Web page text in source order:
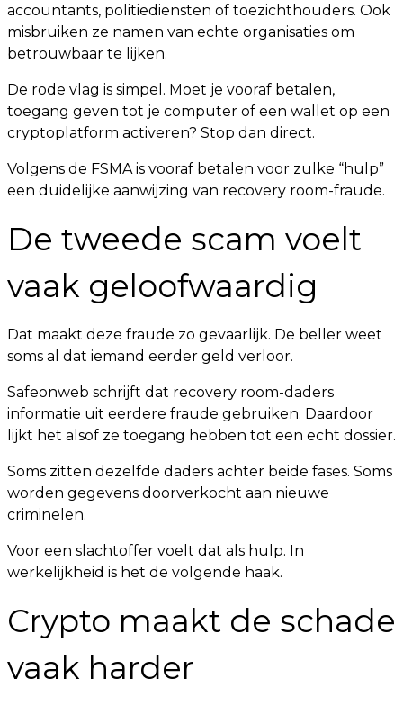
accountants, politiediensten of toezichthouders. Ook
misbruiken ze namen van echte organisaties om
betrouwbaar te lijken.
De rode vlag is simpel. Moet je vooraf betalen,
toegang geven tot je computer of een wallet op een
cryptoplatform activeren? Stop dan direct.
Volgens de FSMA is vooraf betalen voor zulke “hulp”
een duidelijke aanwijzing van recovery room-fraude.
De tweede scam voelt
vaak geloofwaardig
Dat maakt deze fraude zo gevaarlijk. De beller weet
soms al dat iemand eerder geld verloor.
Safeonweb schrijft dat recovery room-daders
informatie uit eerdere fraude gebruiken. Daardoor
lijkt het alsof ze toegang hebben tot een echt dossier.
Soms zitten dezelfde daders achter beide fases. Soms
worden gegevens doorverkocht aan nieuwe
criminelen.
Voor een slachtoffer voelt dat als hulp. In
werkelijkheid is het de volgende haak.
Crypto maakt de schade
vaak harder